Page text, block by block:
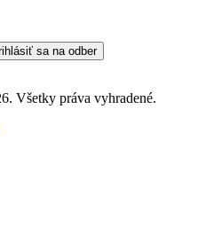
sa na odber
Všetky práva vyhradené.